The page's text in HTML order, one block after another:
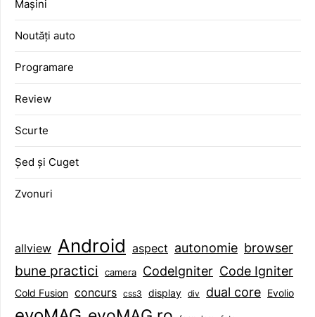
Mașini
Noutăți auto
Programare
Review
Scurte
Șed și Cuget
Zvonuri
allview Android aspect autonomie browser
bune practici camera CodeIgniter Code Igniter
Cold Fusion concurs css3 display div dual core Evolio